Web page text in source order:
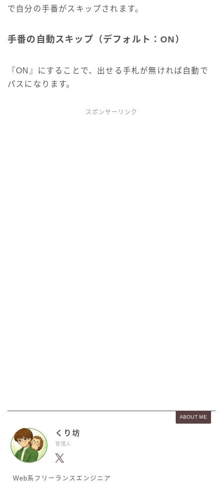
で自分の手番がスキップされます。
手番の自動スキップ（デフォルト：ON）
『ON』にすることで、出せる手札が無ければ自動で
パスになります。
スポンサーリンク
ABOUT ME
くり坊
管理人
Web系フリーランスエンジニア